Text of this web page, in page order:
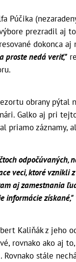
Púčika
prezradil aj
dokonca aj
proste nedá veriť,"
obrany pýtal
Galko aj pri
priamo záznamy,
odpočúvaných,
veci, ktoré vznikli
aj zamestnania
informácie získané,"
Kaliňák z jeho
rovnako ako aj
stále